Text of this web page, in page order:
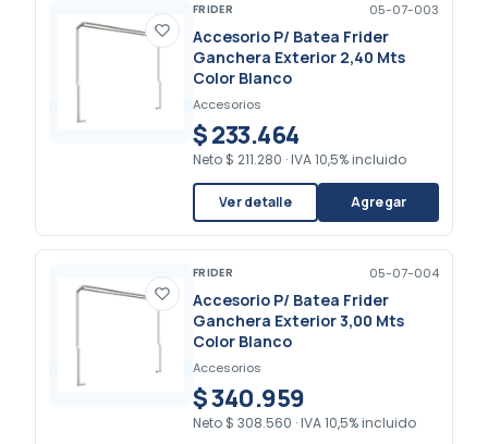
FRIDER 05-07-003
Accesorio P/ Batea Frider
Ganchera Exterior 2,40 Mts
Color Blanco
Accesorios
$ 233.464
Neto $ 211.280 · IVA 10,5% incluido
Ver detalle Agregar
FRIDER 05-07-004
Accesorio P/ Batea Frider
Ganchera Exterior 3,00 Mts
Color Blanco
Accesorios
$ 340.959
Neto $ 308.560 · IVA 10,5% incluido